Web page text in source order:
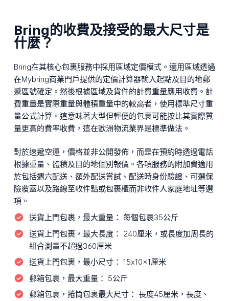
Bring的收費及接受的最大尺寸是
什麼？
Bring在其核心包裹服務中採用區域定價模式。適用區域透過
在Mybring商業門戶提供的定價計算器輸入起點及目的地郵
遞區號確定。然後根據區域及貨件的計費重量應用收費。計
費重量是實際重量與體積重量中的較高者，使用標準尺寸重
量公式計算。這意味著大型但輕便的包裹可能按比其實際質
量更高的費率收費，這在歐洲物流業界是標準做法。
對於速遞空運，價格並非公開發佈，而是在預約時透過電話
根據重量、體積及目的地個別報價。各項服務的附加費適用
於包括週六配送、額外配送嘗試、配送時身份驗證、可選保
險覆蓋以及路線至收件點或包裹櫃而非收件人家庭地址等選
項。
送貨上門包裹，最大重量： 每個包裹35公斤
送貨上門包裹，最大長度： 240厘米，或長度加周長的
組合測量不超過360厘米
送貨上門包裹，最小尺寸： 15x10x1厘米
郵箱包裹，最大重量： 5公斤
郵箱包裹，捲筒包裹最大尺寸： 長度45厘米，長度、